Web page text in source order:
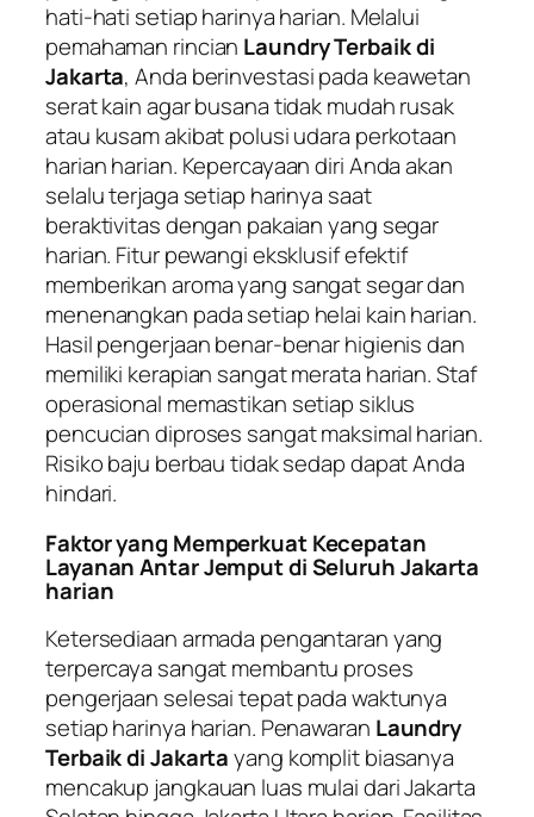
hati-hati setiap harinya harian. Melalui
pemahaman rincian Laundry Terbaik di
Jakarta, Anda berinvestasi pada keawetan
serat kain agar busana tidak mudah rusak
atau kusam akibat polusi udara perkotaan
harian harian. Kepercayaan diri Anda akan
selalu terjaga setiap harinya saat
beraktivitas dengan pakaian yang segar
harian. Fitur pewangi eksklusif efektif
memberikan aroma yang sangat segar dan
menenangkan pada setiap helai kain harian.
Hasil pengerjaan benar-benar higienis dan
memiliki kerapian sangat merata harian. Staf
operasional memastikan setiap siklus
pencucian diproses sangat maksimal harian.
Risiko baju berbau tidak sedap dapat Anda
hindari.
Faktor yang Memperkuat Kecepatan
Layanan Antar Jemput di Seluruh Jakarta
harian
Ketersediaan armada pengantaran yang
terpercaya sangat membantu proses
pengerjaan selesai tepat pada waktunya
setiap harinya harian. Penawaran Laundry
Terbaik di Jakartayang komplit biasanya
mencakup jangkauan luas mulai dari Jakarta